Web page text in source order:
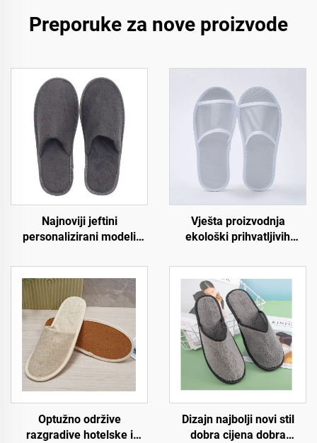
Preporuke za nove proizvode
Najnoviji jeftini
personalizirani modeli
zrakoplovstvo,
jednokratne papuče za
muškarce i žene,
sljedbeno nabavljanje
proizvođača
biorazgradivih papuča
Vješta proizvodnja
ekološki prihvatljivih
papuča s otvorenim
prstima, disajnih papuča
za hotele i zrakoplovstvo
Optužno održive
razgradive hotelske i
Dizajn najbolji novi stil
dobra cijena dobra